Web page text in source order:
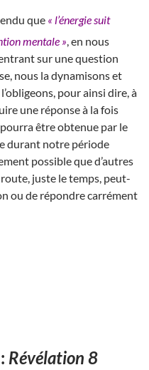
que « l’énergie suit
mentale » , en nous
sur une question
nous la dynamisons et
pour ainsi dire, à
une réponse à la fois
être obtenue par le
durant notre période
possible que d’autres
juste le temps, peut-
ou de répondre carrément
Révélation 8